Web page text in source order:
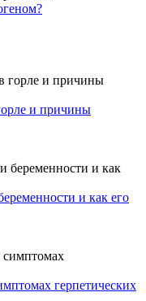
и причины
и как его
герпетических